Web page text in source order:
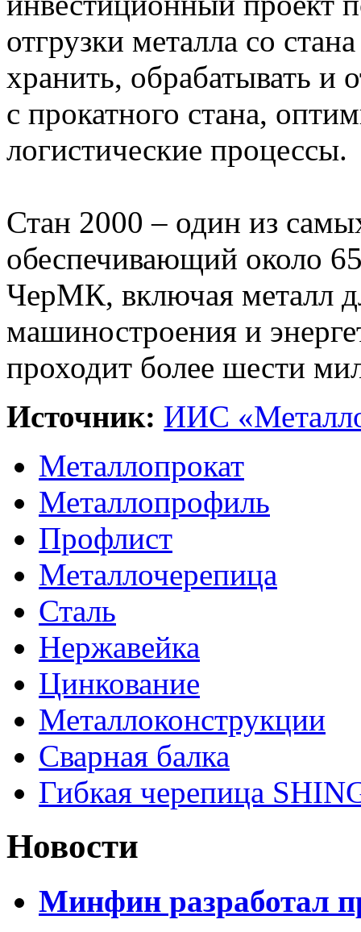
отгрузки металла со
хранить, обрабатывать и
с прокатного стана,
логистические процессы.
Стан 2000 – один из
обеспечивающий около
ЧерМК, включая металл
машиностроения и
проходит более шести
Источник: ИИС
Металлопрокат
Металлопрофиль
Профлист
Металлочерепица
Сталь
Нержавейка
Цинкование
Металлоконструкции
Сварная балка
Гибкая черепица
Новости
Минфин разработал